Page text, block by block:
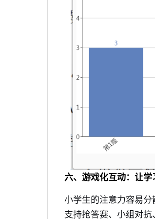
六、游戏化互动：让
小学生的注意力容易
支持抢答赛、小组对